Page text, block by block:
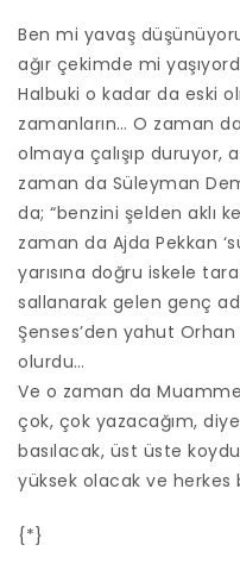
Ben mi yavaş
ağır çekimde mi
Halbuki o kadar da eski
zamanların… O zaman
olmaya çalışıp duruyor,
zaman da Süleyman
da; “benzini şelden aklı
zaman da Ajda Pekkan
yarısına doğru iskele
sallanarak gelen genç
Şenses’den yahut Orhan
olurdu…
Ve o zaman da
çok, çok yazacağım,
basılacak, üst üste
yüksek olacak ve herkes
{*}